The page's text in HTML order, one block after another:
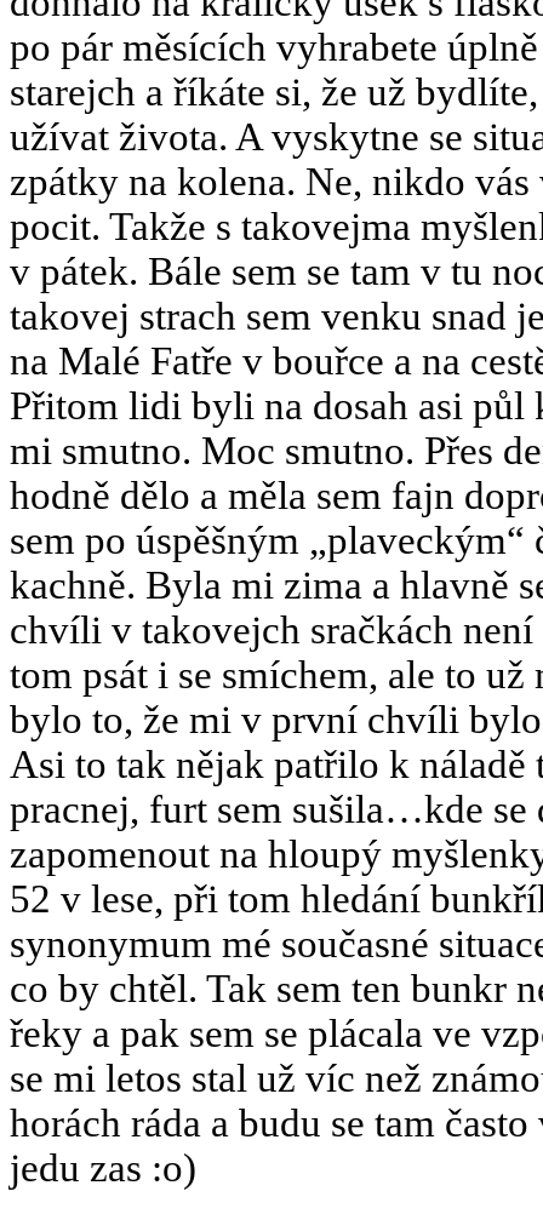
po pár měsících vyhrabete
starejch a říkáte si, že už
užívat života. A vyskytne se
zpátky na kolena. Ne, nikdo
pocit. Takže s takovejma
v pátek. Bále sem se tam v tu
takovej strach sem venku snad
na Malé Fatře v bouřce a na
Přitom lidi byli na dosah asi půl
mi smutno. Moc smutno. Přes
hodně dělo a měla sem fajn
sem po úspěšným
kachně. Byla mi zima a hlavně
chvíli v takovejch sračkách
tom psát i se smíchem, ale to
bylo to, že mi v první chvíli
Asi to tak nějak patřilo k
pracnej, furt sem sušila…kde
zapomenout na hloupý
52 v lese, při tom hledání
synonymum mé současné
co by chtěl. Tak sem ten bunkr
řeky a pak sem se plácala ve
se mi letos stal už víc než
horách ráda a budu se tam
jedu zas :o)